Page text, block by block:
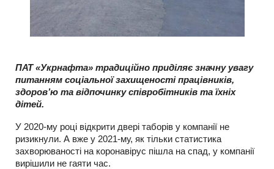
ПАТ «Укрнафта» традиційно приділяє значну увагу
питанням соціальної захищеності працівників,
здоров’ю та відпочинку співробітників та їхніх
дітей.
У 2020-му році відкрити двері таборів у компанії не
ризикнули. А вже у 2021-му, як тільки статистика
захворюваності на коронавірус пішла на спад, у компанії
вирішили не гаяти час.